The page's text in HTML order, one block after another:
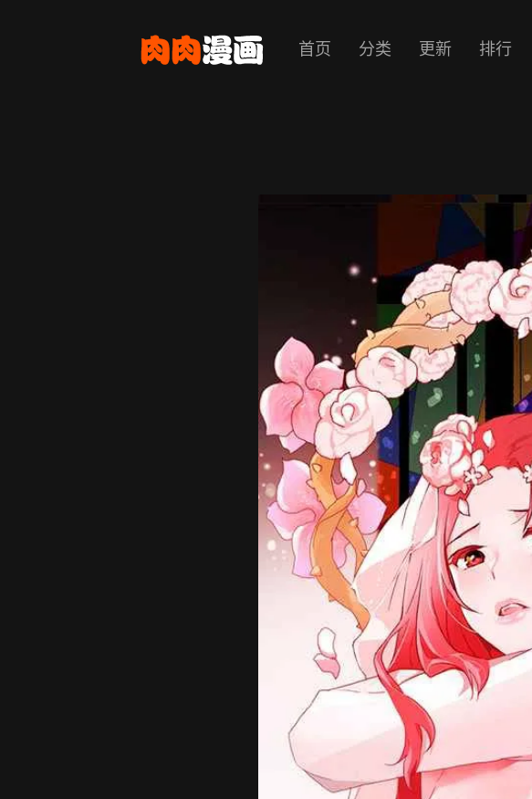
首页 分类 更新 排行